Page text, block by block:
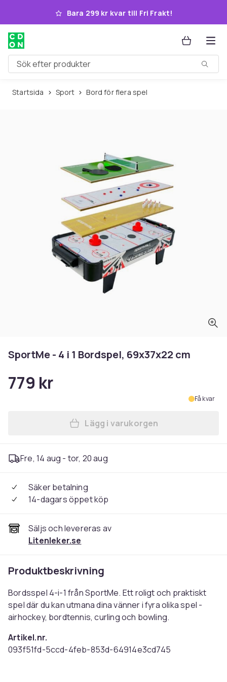
Hoppa till huvudinnehållet
Bara 299 kr kvar till Fri Frakt!
Sök efter produkter
Startsida Sport Bord för flera spel
SportMe - 4 i 1 Bordspel, 69x37x22 cm
779 kr
Få kvar
Lägg till SportMe - 4 i 1
Lägg i varukorgen
Fre, 14 aug - tor, 20 aug
Säker betalning
14-dagars öppet köp
Säljs och levereras av
Litenleker.se
Produktbeskrivning
Bordsspel 4-i-1 från SportMe. Ett roligt och praktiskt
spel där du kan utmana dina vänner i fyra olika spel -
airhockey, bordtennis, curling och bowling.
Artikel.nr.
093f51fd-5ccd-4feb-853d-64914e3cd745